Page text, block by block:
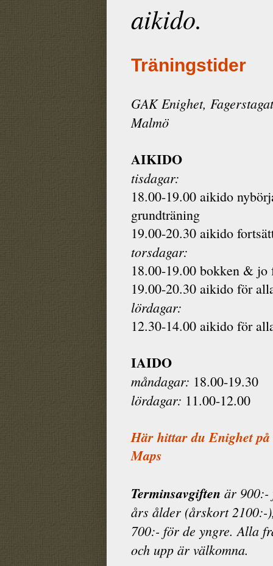
aikido.
Träningstider
GAK Enighet,
Malmö
AIKIDO
tisdagar:
18.00-19.00 aikido
grundträning
19.00-20.30 aikido
torsdagar:
18.00-19.00 bokken & jo
19.00-20.30 aikido för
lördagar:
12.30-14.00 aikido för
IAIDO
måndagar: 18.00-19.30
lördagar: 11.00-12.00
Här hittar du Enighet på
Maps
Terminsavgiften är 900:-
års ålder (årskort 2100:-
700:- för de yngre. Alla
och upp är välkomna.